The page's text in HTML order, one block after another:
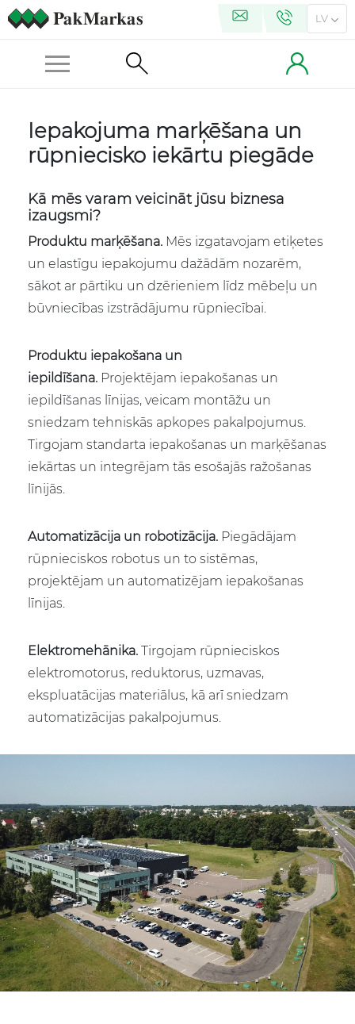
LV
Iepakojuma marķēšana un
rūpniecisko iekārtu piegāde
Kā mēs varam veicināt jūsu biznesa
izaugsmi?
Produktu marķēšana. Mēs izgatavojam etiķetes
un elastīgu iepakojumu dažādām nozarēm,
sākot ar pārtiku un dzērieniem līdz mēbeļu un
būvniecības izstrādājumu rūpniecībai.
Produktu iepakošana un
iepildīšana. Projektējam iepakošanas un
iepildīšanas līnijas, veicam montāžu un
sniedzam tehniskās apkopes pakalpojumus.
Tirgojam standarta iepakošanas un marķēšanas
iekārtas un integrējam tās esošajās ražošanas
līnijās.
Automatizācija un robotizācija. Piegādājam
rūpnieciskos robotus un to sistēmas,
projektējam un automatizējam iepakošanas
līnijas.
Elektromehānika. Tirgojam rūpnieciskos
elektromotorus, reduktorus, uzmavas,
ekspluatācijas materiālus, kā arī sniedzam
automatizācijas pakalpojumus.